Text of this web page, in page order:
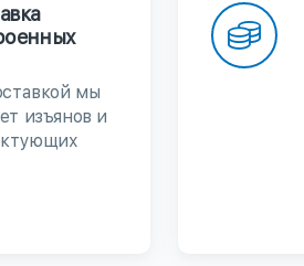
мы
изъянов и